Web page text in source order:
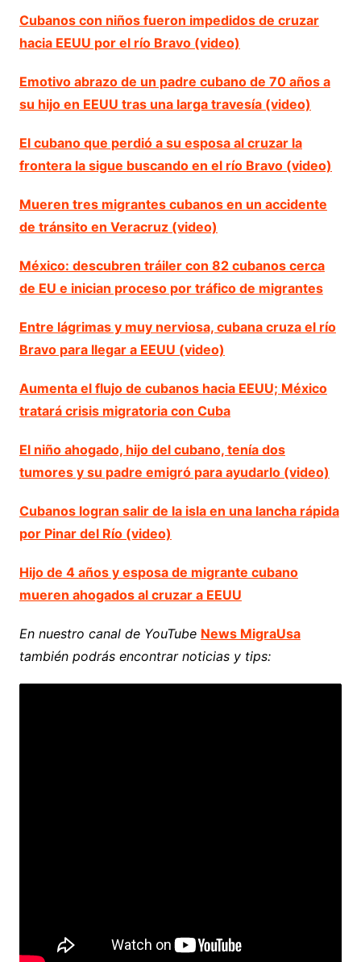
Cubanos con niños fueron impedidos de cruzar
hacia EEUU por el río Bravo (video)
Emotivo abrazo de un padre cubano de 70 años a
su hijo en EEUU tras una larga travesía (video)
El cubano que perdió a su esposa al cruzar la
frontera la sigue buscando en el río Bravo (video)
Mueren tres migrantes cubanos en un accidente
de tránsito en Veracruz (video)
México: descubren tráiler con 82 cubanos cerca
de EU e inician proceso por tráfico de migrantes
Entre lágrimas y muy nerviosa, cubana cruza el río
Bravo para llegar a EEUU (video)
Aumenta el flujo de cubanos hacia EEUU; México
tratará crisis migratoria con Cuba
El niño ahogado, hijo del cubano, tenía dos
tumores y su padre emigró para ayudarlo (video)
Cubanos logran salir de la isla en una lancha rápida
por Pinar del Río (video)
Hijo de 4 años y esposa de migrante cubano
mueren ahogados al cruzar a EEUU
En nuestro canal de YouTube News MigraUsa
también podrás encontrar noticias y tips: